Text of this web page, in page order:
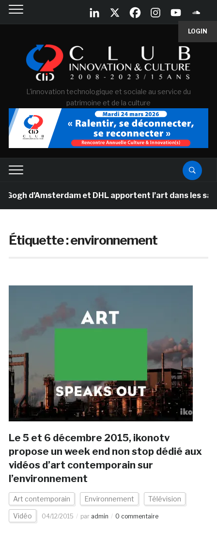
LOGIN
L'innovation technologique et sociale au service du
patrimoine et de la culture
d’Amsterdam et DHL apportent l’art dans les salles
Étiquette :environnement
Le 5 et 6 décembre 2015, ikonotv
propose un week end non stop dédié aux
vidéos d’art contemporain sur
l’environnement
Art contemporain Environnement Télévision
Vidéo 04/12/2015 par admin 0 commentaire